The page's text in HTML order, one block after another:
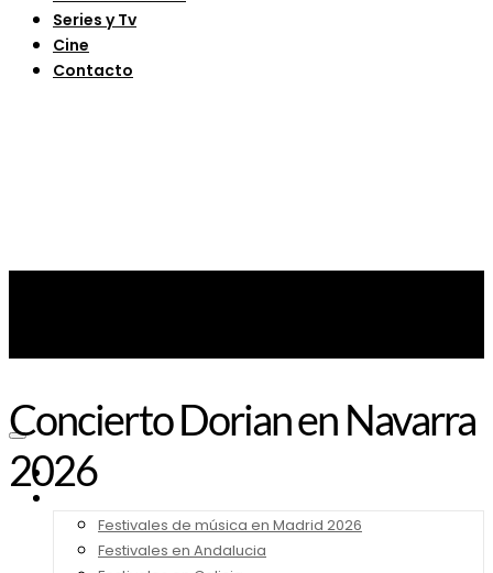
Series y Tv
Cine
Contacto
Noticias
Festivales de música en Madrid 2026
Festivales en Andalucia
Concierto Dorian en Navarra
2026